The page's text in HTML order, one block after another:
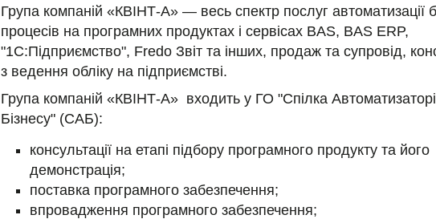
Група компаній «КВІНТ-А» — весь спектр послуг автоматизації
процесів на програмних продуктах і сервісах BAS, BAS ERP,
"1С:Підприємство", Fredo Звіт та інших, продаж та супровід,
з ведення обліку на підприємстві.
Група компаній «КВІНТ-А» входить у ГО "Спілка
Бізнесу" (САБ):
консультації на етапі підбору програмного продукту та його
демонстрація;
поставка програмного забезпечення;
впровадження програмного забезпечення;